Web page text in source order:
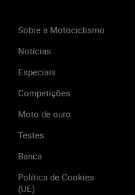
Sobre a Motociclismo
Notícias
Especiais
Competições
Moto de ouro
Testes
Banca
Política de Cookies
(UE)